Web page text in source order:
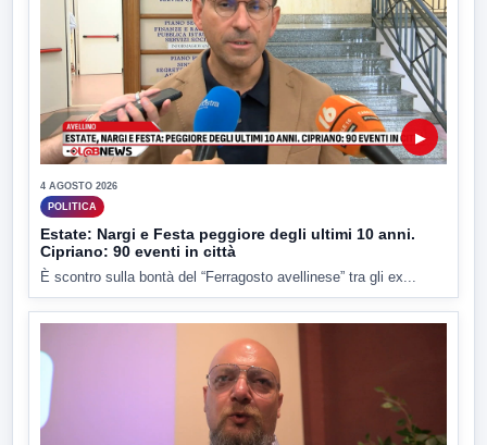
▶
4 AGOSTO 2026
POLITICA
Estate: Nargi e Festa peggiore degli ultimi 10 anni.
Cipriano: 90 eventi in città
È scontro sulla bontà del “Ferragosto avellinese” tra gli ex...